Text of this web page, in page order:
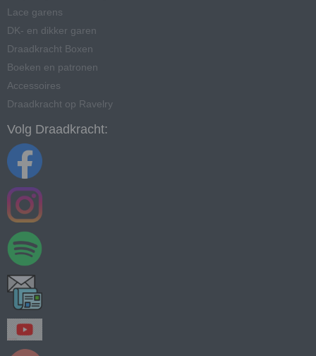
Lace garens
DK- en dikker garen
Draadkracht Boxen
Boeken en patronen
Accessoires
Draadkracht op Ravelry
Volg Draadkracht: